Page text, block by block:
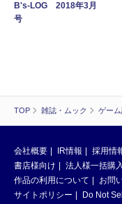
TOP 雑誌・ムック ゲー
B's-LOG 2018年3月
号
会社概要 IR情報 採用情
書店様向け
法人様一括購入
作品の利用について
お問
サイトポリシー
Do Not